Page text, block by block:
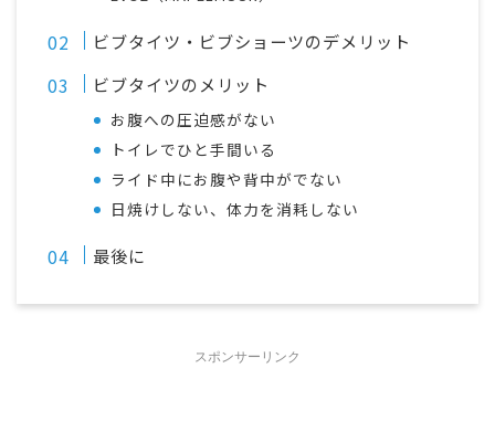
ビブタイツ・ビブショーツのデメリット
ビブタイツのメリット
お腹への圧迫感がない
トイレでひと手間いる
ライド中にお腹や背中がでない
日焼けしない、体力を消耗しない
最後に
スポンサーリンク